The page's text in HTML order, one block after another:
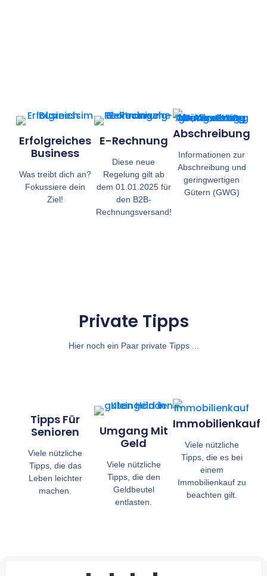
Erfolgreiches
Business
Was treibt dich an?
Fokussiere dein
Ziel!
E-Rechnung
Diese neue
Regelung gilt ab
dem 01.01.2025 für
den B2B-
Rechnungsversand!
Abschreibung
Informationen zur
Abschreibung und
geringwertigen
Gütern (GWG)
Private Tipps
Hier noch ein Paar private Tipps ...
Tipps Für
Senioren
Viele nützliche
Tipps, die das
Leben leichter
machen.
Umgang Mit
Geld
Viele nützliche
Tipps, die den
Geldbeutel
entlasten.
Immobilienkauf
Viele nützliche
Tipps, die es bei
einem
Immobilienkauf zu
beachten gilt.